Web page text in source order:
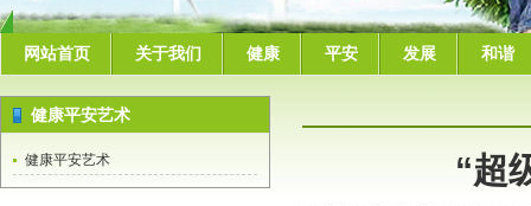
网站首页 关于我们 健康 平安 发展 和谐
健康平安艺术
健康平安艺术 “超